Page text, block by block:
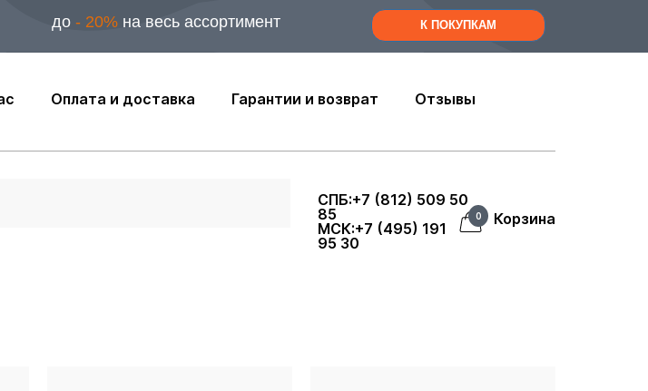
до - 20% на весь ассортимент К ПОКУПКАМ
Оплата и доставка Гарантии и возврат
Отзывы
СПБ:+7 (812) 509 50
85
МСК:+7 (495) 191
95 30
0 Корзина